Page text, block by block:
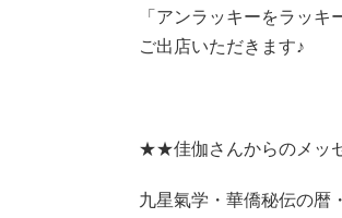
「アンラッキーをラッ
ご出店いただきます♪
★★佳伽さんからのメ
九星氣学・華僑秘伝の暦